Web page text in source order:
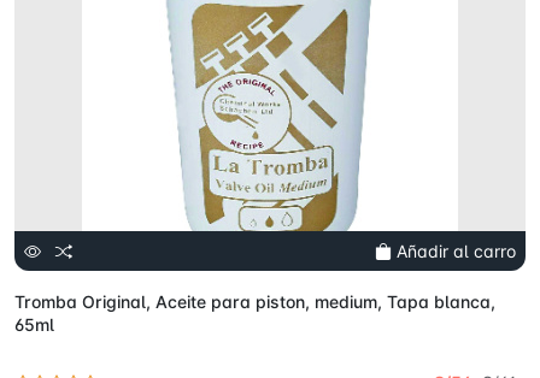
Añadir al carro
Tromba Original, Aceite para piston, medium, Tapa blanca,
65ml